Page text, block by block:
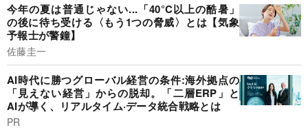
今年の夏は普通じゃない...「40°C以上の酷暑」
の後に待ち受ける〈もう1つの脅威〉とは【気象
予報士が警鐘】
佐藤圭一
AI時代に勝つグローバル経営の条件:海外拠点の
「見えない経営」からの脱却。「二層ERP」と
AIが導く、リアルタイム·データ統合戦略とは
PR